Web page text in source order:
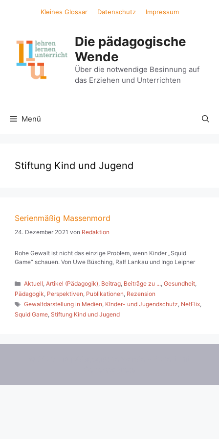
Kleines Glossar Datenschutz Impressum
Die pädagogische
Wende
Über die notwendige Besinnung auf
das Erziehen und Unterrichten
Menü
Stiftung Kind und Jugend
Serienmäßig Massenmord
24. Dezember 2021 von Redaktion
Rohe Gewalt ist nicht das einzige Problem, wenn Kinder „Squid
Game“ schauen. Von Uwe Büsching, Ralf Lankau und Ingo Leipner
Kategorien
Aktuell,Artikel (Pädagogik), Beitrag, Beiträge zu ...,Gesundheit,
Pädagogik, Perspektiven, Publikationen, Rezension
Schlagwörter
Gewaltdarstellung in Medien, KInder- und Jugendschutz, NetFlix,
Squid Game, Stiftung Kind und Jugend